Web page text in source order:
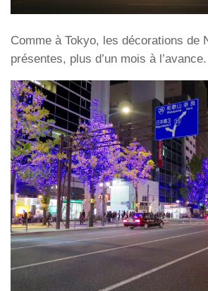
Comme à Tokyo, les décorations de
présentes, plus d’un mois à l’avance.